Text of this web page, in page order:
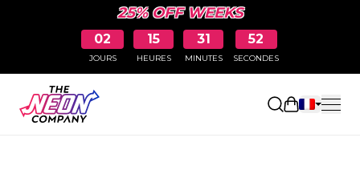
25% OFF WEEKS
02
JOURS
15
HEURES
31
MINUTES
52
SECONDES
Ouvrir le
PAGE NON TROUVÉE